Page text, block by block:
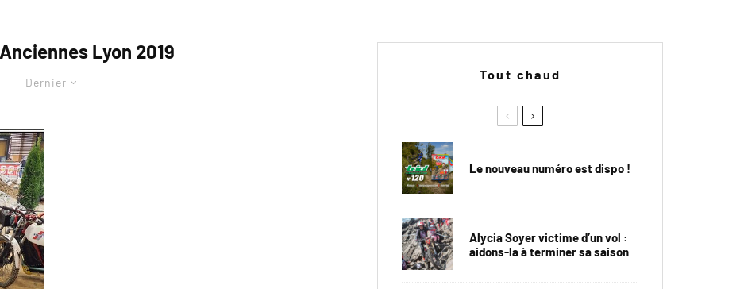
Lyon 2019
Dernier
Tout chaud
Le nouveau numéro est dispo !
Alycia Soyer victime d’un vol :
aidons-la à terminer sa saison